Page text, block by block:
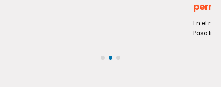
En el marco del cierre que ha afectado durante los últimos días al